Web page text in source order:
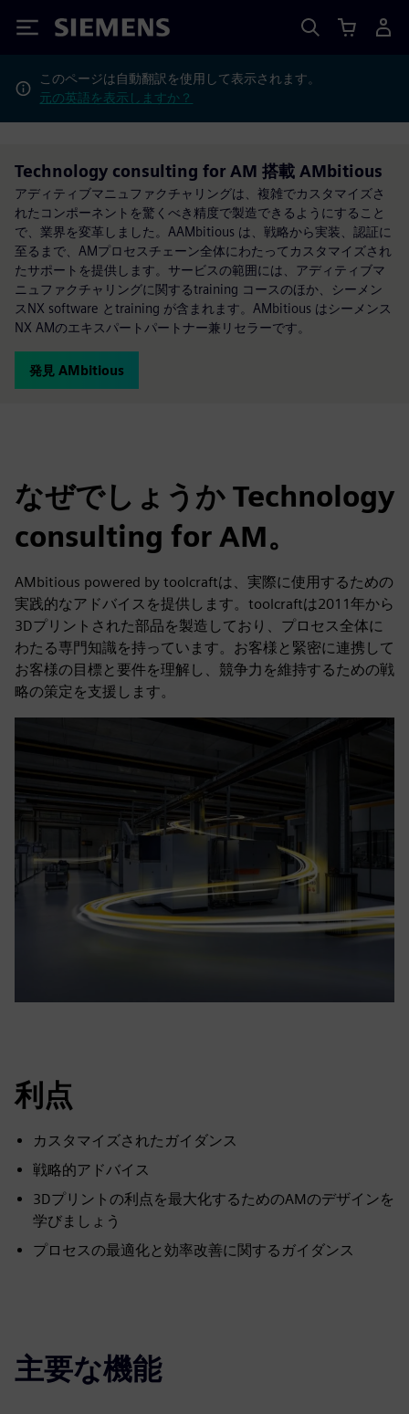
Siemens
このページは自動翻訳を使用して表示されます。
元の英語を表示しますか？
Technology consulting for AM 搭載 AMbitious
アディティブマニュファクチャリングは、複雑でカスタマイズさ
れたコンポーネントを驚くべき精度で製造できるようにすること
で、業界を変革しました。AAMbitious は、戦略から実装、認証に
至るまで、AMプロセスチェーン全体にわたってカスタマイズされ
たサポートを提供します。サービスの範囲には、アディティブマ
ニュファクチャリングに関するtraining コースのほか、シーメン
スNX software とtraining が含まれます。AMbitious はシーメンス
NX AMのエキスパートパートナー兼リセラーです。
発見 AMbitious
なぜでしょうか Technology
consulting for AM。
AMbitious powered by toolcraftは、実際に使用するための
実践的なアドバイスを提供します。toolcraftは2011年から
3Dプリントされた部品を製造しており、プロセス全体に
わたる専門知識を持っています。お客様と緊密に連携して
お客様の目標と要件を理解し、競争力を維持するための戦
略の策定を支援します。
利点
カスタマイズされたガイダンス
戦略的アドバイス
3Dプリントの利点を最大化するためのAMのデザインを
学びましょう
プロセスの最適化と効率改善に関するガイダンス
主要な機能